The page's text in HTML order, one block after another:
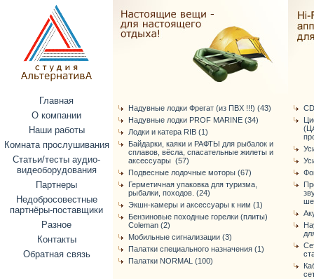
Главная
О компании
Наши работы
Комната прослушивания
Статьи/тесты аудио-
видеоборудования
Партнеры
Недобросовестные
партнёры-поставщики
Разное
Контакты
Обратная связь
Надувные лодки Фрегат (из ПВХ !!!) (43)
Надувные лодки PROF MARINE (34)
Лодки и катера RIB (1)
Байдарки, каяки и РАФТЫ для рыбалок и
сплавов, вёсла, спасательные жилеты и
аксессуары (57)
Подвесные лодочные моторы (67)
Герметичная упаковка для туризма,
рыбалки, походов. (24)
Экшн-камеры и аксессуары к ним (1)
Бензиновые походные горелки (плиты)
Coleman (2)
Мобильные сигнализации (3)
Палатки специального назначения (1)
Палатки NORMAL (100)